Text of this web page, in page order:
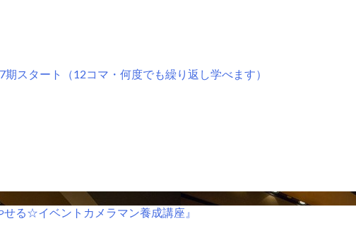
スタート（12コマ・何度でも繰り返し学べます）
せる☆イベントカメラマン養成講座』